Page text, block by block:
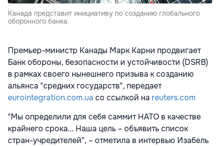
Канада представит инициативу по созданию глобального
оборонного банка.
Премьер-министр Канады Марк Карни продвигает
Банк обороны, безопасности и устойчивости (DSRB)
в рамках своего нынешнего призыва к созданию
альянса "средних государств", передает
eurointegration.com.ua со ссылкой на reuters.com
"Мы определили для себя саммит НАТО в качестве
крайнего срока... Наша цель – объявить список
стран-учредителей", – отметила в интервью Изабель